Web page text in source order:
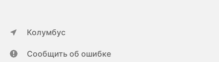
Колумбус
Сообщить об ошибке